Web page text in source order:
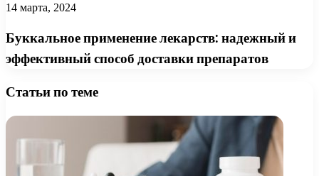
14 марта, 2024
Буккальное применение лекарств: надежный и
эффективный способ доставки препаратов
Статьи по теме